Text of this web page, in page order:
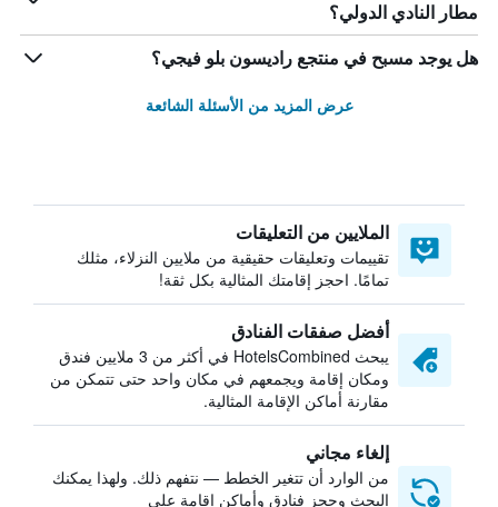
مطار النادي الدولي؟
هل يوجد مسبح في منتجع راديسون بلو فيجي؟
عرض المزيد من الأسئلة الشائعة
الملايين من التعليقات
تقييمات وتعليقات حقيقية من ملايين النزلاء، مثلك
تمامًا. احجز إقامتك المثالية بكل ثقة!
أفضل صفقات الفنادق
يبحث HotelsCombined في أكثر من 3 ملايين فندق
ومكان إقامة ويجمعهم في مكان واحد حتى تتمكن من
مقارنة أماكن الإقامة المثالية.
إلغاء مجاني
من الوارد أن تتغير الخطط — نتفهم ذلك. ولهذا يمكنك
البحث وحجز فنادق وأماكن إقامة على